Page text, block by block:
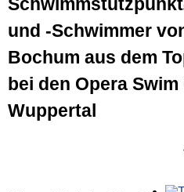
und -Schwimmer
Bochum aus dem
bei den Opera
Wuppertal